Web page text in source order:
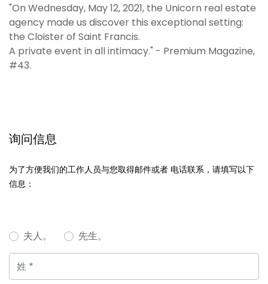
"On Wednesday, May 12, 2021, the Unicorn real estate
agency made us discover this exceptional setting:
the Cloister of Saint Francis.
A private event in all intimacy." - Premium Magazine,
#43.
询问信息
为了方便我们的工作人员与您取得邮件或者 电话联系，请填写以下
信息：
夫人。 先生。